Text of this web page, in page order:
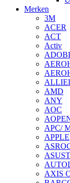
Merken
3M
ACER
ACT
Activ
AMD
ANY
AOC
APC/
APPLE
AXIS